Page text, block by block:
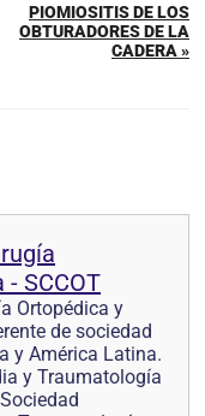
PIOMIOSITIS DE LOS
OBTURADORES DE LA
CADERA »
SCCOT
Ortopédica y
de sociedad
y América Latina.
y Traumatología